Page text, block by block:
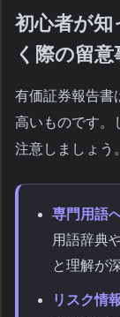
初心者が
く際の留意
有価証券報告書
高いものです。
注意しましょう。
専門用語
用語辞典
と理解が
リスク情